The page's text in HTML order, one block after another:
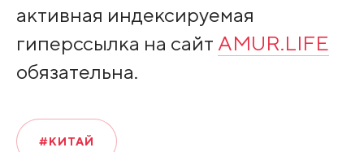
активная индексируемая
гиперссылка на сайт AMUR.LIFE
обязательна.
#КИТАЙ